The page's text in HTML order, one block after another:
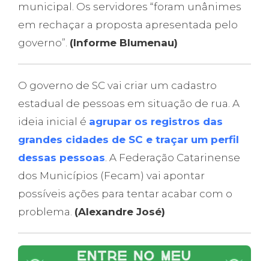
municipal. Os servidores “foram unânimes
em rechaçar a proposta apresentada pelo
governo”. (Informe Blumenau)
O governo de SC vai criar um cadastro
estadual de pessoas em situação de rua. A
ideia inicial é agrupar os registros das
grandes cidades de SC e traçar um perfil
dessas pessoas. A Federação Catarinense
dos Municípios (Fecam) vai apontar
possíveis ações para tentar acabar com o
problema. (Alexandre José)